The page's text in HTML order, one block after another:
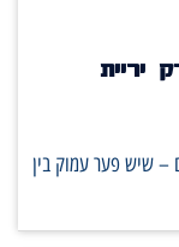
יריית
– שיש פער עמוק בין